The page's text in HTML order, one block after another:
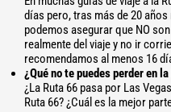
días pero, tras más de 20
podemos asegurar que NO
realmente del viaje y no ir
recomendamos al menos 16
¿Qué no te puedes perder en
¿La Ruta 66 pasa por Las
Ruta 66? ¿Cuál es la mejor